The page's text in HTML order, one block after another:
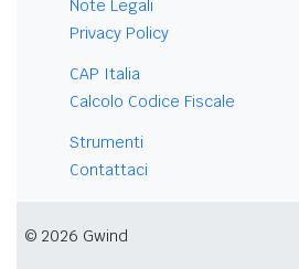
Note Legali
Privacy Policy
CAP Italia
Calcolo Codice Fiscale
Strumenti
Contattaci
© 2026 Gwind